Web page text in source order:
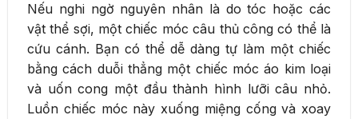
Nếu nghi ngờ nguyên nhân là do tóc hoặc các
vật thể sợi, một chiếc móc câu thủ công có thể là
cứu cánh. Bạn có thể dễ dàng tự làm một chiếc
bằng cách duỗi thẳng một chiếc móc áo kim loại
và uốn cong một đầu thành hình lưỡi câu nhỏ.
Luồn chiếc móc này xuống miệng cống và xoay